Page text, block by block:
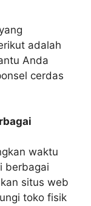
adalah
Anda
cerdas
waktu
berbagai
situs web
toko fisik